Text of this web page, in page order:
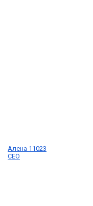
Алена 11023
CEO